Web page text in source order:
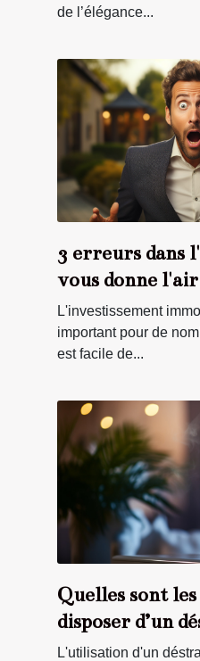
de l’élégance...
3 erreurs dans
vous donne
L'investissement
important pour de
est facile de...
Quelles sont
disposer d’un
d’air chez soi ?
L'utilisation d'un